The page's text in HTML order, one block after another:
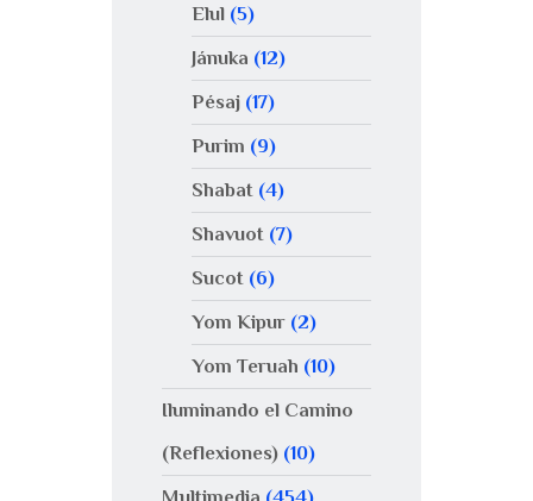
Elul(5)
Jánuka (12)
Pésaj(17)
Purim (9)
Shabat(4)
Shavuot(7)
Sucot(6)
Yom Kipur(2)
Yom Teruah (10)
Iluminando el Camino
(Reflexiones) (10)